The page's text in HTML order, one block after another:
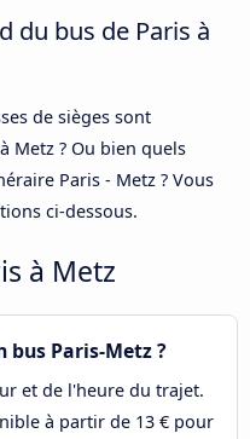
du bus de Paris à
de sièges sont
Metz ? Ou bien quels
Paris - Metz ? Vous
ci-dessous.
à Metz
bus Paris-Metz ?
et de l'heure du trajet.
à partir de 13 € pour